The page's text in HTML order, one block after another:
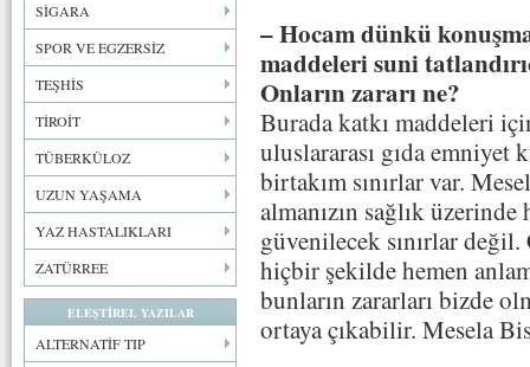
SİGARA
SPOR VE EGZERSİZ
TEŞHİS
TİROİT
TÜBERKÜLOZ
UZUN YAŞAMA
YAZ HASTALIKLARI
ZATÜRREE
ELEŞTİREL YAZILAR
ALTERNATİF TIP
– Hocam dünkü
maddeleri suni
Onların zararı ne?
Burada katkı maddeleri
uluslararası gıda
birtakım sınırlar var.
almanızın sağlık
güvenilecek sınırlar
hiçbir şekilde hemen
bunların zararları bizde
ortaya çıkabilir. Mesela